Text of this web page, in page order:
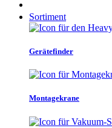
Sortiment
Gerätefinder
Montagekrane